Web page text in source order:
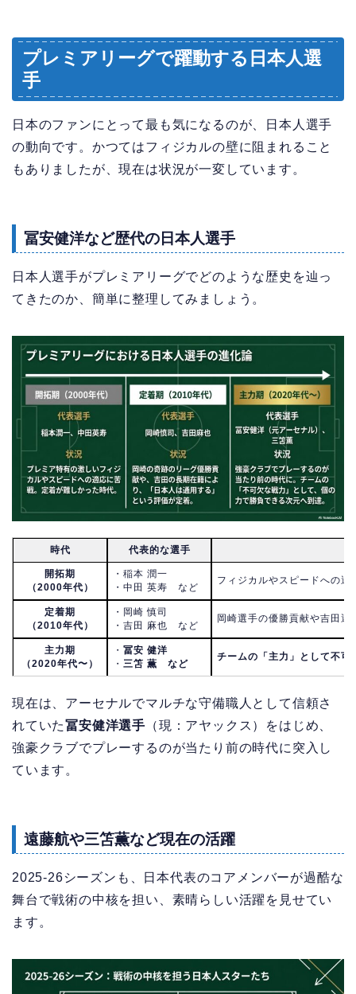
プレミアリーグで躍動する日本人選
手
日本のファンにとって最も気になるのが、日本人選手
の動向です。かつてはフィジカルの壁に阻まれること
もありましたが、現在は状況が一変しています。
冨安健洋など歴代の日本人選手
日本人選手がプレミアリーグでどのような歴史を辿っ
てきたのか、簡単に整理してみましょう。
時代 代表的な選手
開拓期
（2000年代）
・稲本 潤一
・中田 英寿 など
フィジカルやスピードへの
定着期
（2010年代）
・岡崎 慎司
・吉田 麻也 など
岡崎選手の優勝貢献や吉田
主力期
（2020年代〜）
・ 冨安 健洋
・ 三笘 薫 など
チームの「主力」として不
現在は、アーセナルでマルチな守備職人として信頼さ
れていた冨安健洋選手 （現：アヤックス）をはじめ、
強豪クラブでプレーするのが当たり前の時代に突入し
ています。
遠藤航や三笘薫など現在の活躍
2025-26シーズンも、日本代表のコアメンバーが過酷な
舞台で戦術の中核を担い、素晴らしい活躍を見せてい
ます。